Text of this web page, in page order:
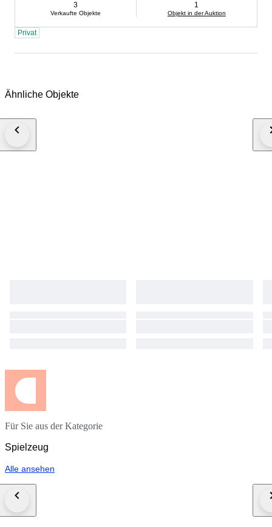
3
Verkaufte Objekte
1
Objekt in der Auktion
Privat
Ähnliche Objekte
Für Sie aus der Kategorie
Spielzeug
Alle ansehen